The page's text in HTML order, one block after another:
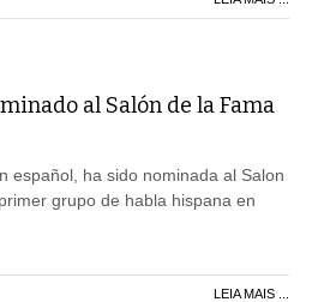
al Salón de la Fama
español, ha sido nominada al Salon
grupo de habla hispana en
LEIA MAIS ...